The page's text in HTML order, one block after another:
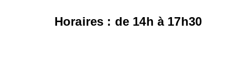
Horaires : de 14h à 17h30